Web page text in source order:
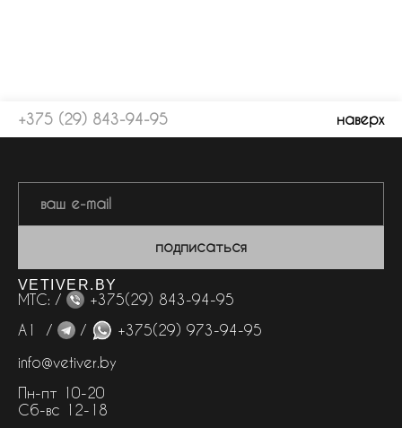
+375 (29) 843-94-95 наверх
подписаться
VETIVER.BY
МТС: /
+375(29) 843-94-95
А1 /
/
+375(29) 973-94-95
info@vetiver.by
Пн-пт 10-20
Сб-вс 12-18